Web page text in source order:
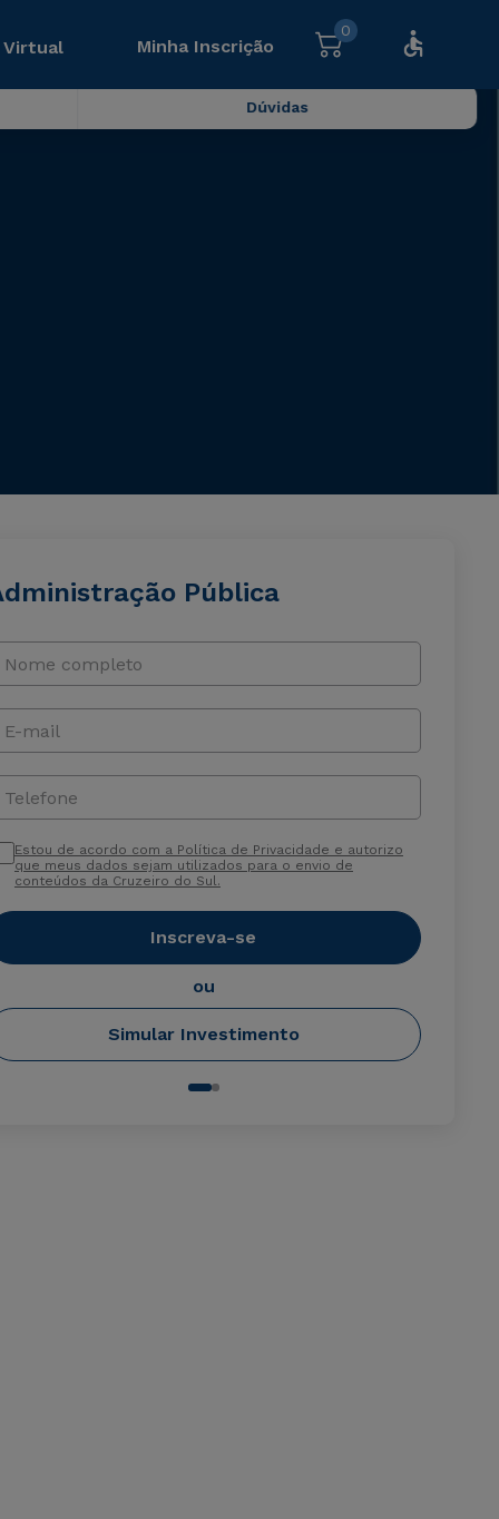
Virtual Minha Inscrição
0
Dúvidas
Pública
Nome completo
E-mail
Telefone
Estou de acordo com a Política de Privacidade e autorizo
que meus dados sejam utilizados para o envio de
conteúdos da Cruzeiro do Sul.
Inscreva-se
ou
Simular Investimento